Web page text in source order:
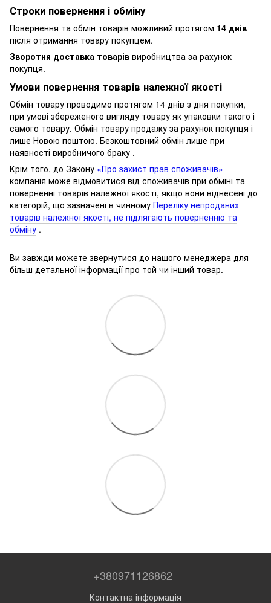
Строки повернення і обміну
Повернення та обмін товарів можливий протягом 14 днів
після отримання товару покупцем.
Зворотня доставка товарів виробництва за рахунок
покупця.
Умови повернення товарів належної якості
Обмін товару проводимо протягом 14 днів з дня покупки,
при умові збереженого вигляду товару як упаковки такого і
самого товару. Обмін товару продажу за рахунок покупця і
лише Новою поштою. Безкоштовний обмін лише при
наявності виробничого браку .
Крім того, до Закону «Про захист прав споживачів»
компанія може відмовитися від споживачів при обміні та
поверненні товарів належної якості, якщо вони віднесені до
категорій, що зазначені в чинному Переліку непроданих
товарів належної якості, не підлягають поверненню та
обміну .
Ви завжди можете звернутися до нашого менеджера для
більш детальної інформації про той чи інший товар.
+380971126862
Контактна інформація